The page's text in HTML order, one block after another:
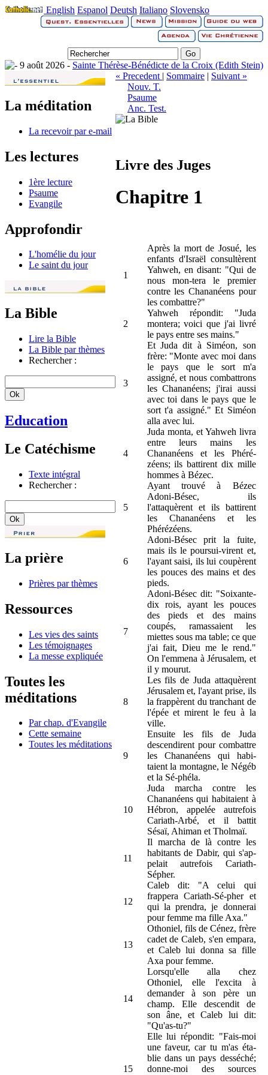
English Espanol Deutsh Italiano Slovensko
9 août 2026 - Sainte Thérèse-Bénédicte de la Croix (Edith Stein)
La méditation
La recevoir par e-mail
Les lectures
1ère lecture
Psaume
Evangile
Approfondir
L'homélie du jour
Le saint du jour
La Bible
Lire la Bible
La Bible par thèmes
Rechercher :
Education
Le Catéchisme
Texte intégral
Rechercher :
La prière
Prières par thèmes
Ressources
Les vies des saints
Les témoignages
La messe expliquée
Toutes les
méditations
Par chap. d'Evangile
Cette semaine
Toutes les méditations
« Precedent | Sommaire | Suivant »
Nouv. T.
Psaume
Anc. Test.
Livre des Juges
Chapitre 1
1
Après la mort de Josué, les
enfants d'Israël consultèrent
Yahweh, en disant: "Qui de
nous mon-tera le premier
contre les Chananéens pour
les combattre?"
2
Yahweh répondit: "Juda
montera; voici que j'ai livré
le pays entre ses mains."
3
Et Juda dit à Siméon, son
frère: "Monte avec moi dans
le pays que le sort m'a
assigné, et nous combattrons
les Chananéens; j'irai aussi
avec toi dans le pays que le
sort t'a assigné." Et Siméon
alla avec lui.
4
Juda monta, et Yahweh livra
entre leurs mains les
Chananéens et les Phéré-
zéens; ils battirent dix mille
hommes à Bézec.
5
Ayant trouvé à Bézec
Adoni-Bésec, ils
l'attaquèrent et ils battirent
les Chananéens et les
Phérézéens.
6
Adoni-Bésec prit la fuite,
mais ils le poursui-virent et,
l'ayant saisi, ils lui coupèrent
les pouces des mains et des
pieds.
7
Adoni-Bésec dit: "Soixante-
dix rois, ayant les pouces
des pieds et des mains
coupés, ramassaient les
miettes sous ma table; ce que
j'ai fait, Dieu me le rend."
On l'emmena à Jérusalem, et
il y mourut.
8
Les fils de Juda attaquèrent
Jérusalem et, l'ayant prise, ils
la frappèrent du tranchant de
l'épée et mirent le feu à la
ville.
9
Ensuite les fils de Juda
descendirent pour combattre
les Chananéens qui habi-
taient la montagne, le Négéb
et la Sé-phéla.
10
Juda marcha contre les
Chananéens qui habitaient à
Hébron, appelée autrefois
Cariath-Arbé, et il battit
Sésaï, Ahiman et Tholmaï.
11
Il marcha de là contre les
habitants de Dabir, qui s'ap-
pelait autrefois Cariath-
Sépher.
12
Caleb dit: "A celui qui
frappera Cariath-Sé-pher et
qui la prendra, je donnerai
pour femme ma fille Axa."
13
Othoniel, fils de Cénez, frère
cadet de Caleb, s'en empara,
et Caleb lui donna sa fille
Axa pour femme.
14
Lorsqu'elle alla chez
Othoniel, elle l'excita à
demander à son père un
champ. Elle descendit de
son âne, et Caleb lui dit:
"Qu'as-tu?"
15
Elle lui répondit: "Fais-moi
une faveur, car tu m'as éta-
blie dans un pays desséché;
donne-moi des sources